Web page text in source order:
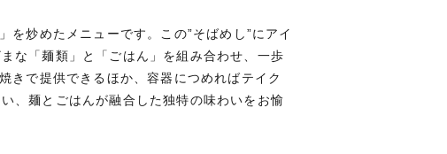
を炒めたメニューです。この”そばめし”にアイ
な「麺類」と「ごはん」を組み合わせ、一歩
きで提供できるほか、容器につめればテイク
、麺とごはんが融合した独特の味わいをお愉